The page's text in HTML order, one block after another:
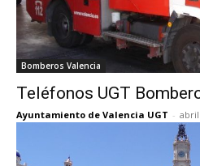
Bomberos Valencia
Teléfonos UGT
Ayuntamiento de Valencia UGT - abril